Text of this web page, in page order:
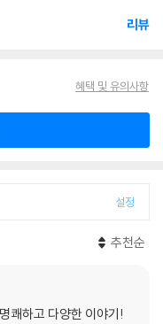
리뷰
혜택 및 유의사항
설정
추천순
쾌하고 다양한 이야기!